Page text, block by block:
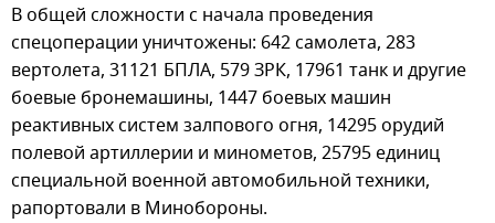
В общей сложности с начала проведения
спецоперации уничтожены: 642 самолета, 283
вертолета, 31121 БПЛА, 579 ЗРК, 17961 танк и другие
боевые бронемашины, 1447 боевых машин
реактивных систем залпового огня, 14295 орудий
полевой артиллерии и минометов, 25795 единиц
специальной военной автомобильной техники,
рапортовали в Минобороны.